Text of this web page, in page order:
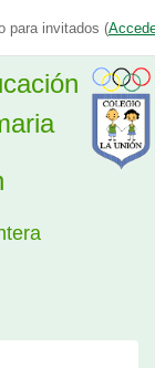
para invitados (